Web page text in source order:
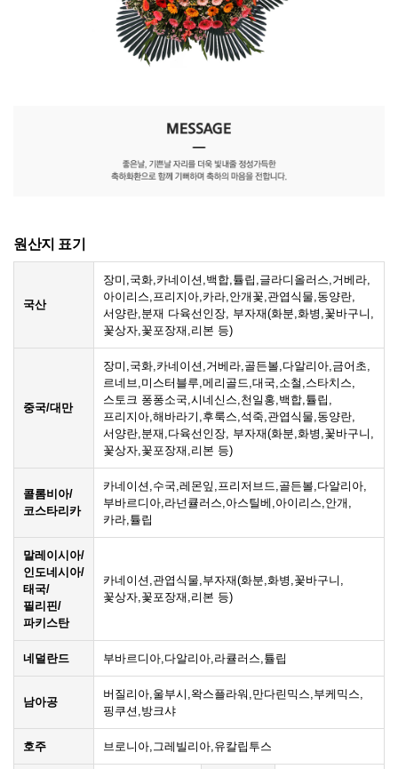
원산지 표기
국산
장미,국화,카네이션,백합,튤립,글라디올러스,거베라,
아이리스,프리지아,카라,안개꽃,관엽식물,동양란,
서양란,분재 다육선인장, 부자재(화분,화병,꽃바구니,
꽃상자,꽃포장재,리본 등)
중국/대만
장미,국화,카네이션,거베라,골든볼,다알리아,금어초,
르네브,미스터블루,메리골드,대국,소철,스타치스,
스토크 퐁퐁소국,시네신스,천일홍,백합,튤립,
프리지아,해바라기,후룩스,석죽,관엽식물,동양란,
서양란,분재,다육선인장, 부자재(화분,화병,꽃바구니,
꽃상자,꽃포장재,리본 등)
콜롬비아/
코스타리카
카네이션,수국,레몬잎,프리저브드,골든볼,다알리아,
부바르디아,라넌큘러스,아스틸베,아이리스,안개,
카라,튤립
말레이시아/
인도네시아/
태국/
필리핀/
파키스탄
카네이션,관엽식물,부자재(화분,화병,꽃바구니,
꽃상자,꽃포장재,리본 등)
네덜란드 부바르디아,다알리아,라큘러스,튤립
남아공
버질리아,울부시,왁스플라워,만다린믹스,부케믹스,
핑쿠션,방크샤
호주 브로니아,그레빌리아,유칼립투스